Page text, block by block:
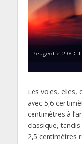
Peugeot e-208 GTi
Les voies, elles,
avec 5,6
centimètres à
classique,
2,5 centimètres